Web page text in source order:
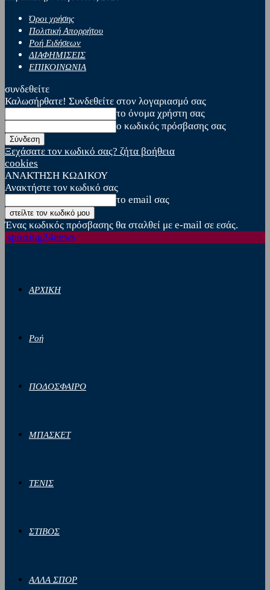
Όροι χρήσης
Πολιτική Απορρήτου
Ροή Ειδήσεων
ΔΙΑΦΗΜΙΣΕΙΣ
ΕΠΙΚΟΙΝΩΝΙΑ
συνδεθείτε
Καλωσήρθατε! Συνδεθείτε στον λογαριασμό σας
το όνομα χρήστη σας
ο κωδικός πρόσβασης σας
Ξεχάσατε τον κωδικό σας? ζήτα βοήθεια
cookies
ΑΝΑΚΤΗΣΗ ΚΩΔΙΚΟΥ
Ανακτήστε τον κωδικό σας
το email σας
Ένας κωδικός πρόσβασης θα σταλθεί με e-mail σε εσάς.
sporting24news
ΑΡΧΙΚΗ
Ροή
ΠΟΔΟΣΦΑΙΡΟ
ΜΠΑΣΚΕΤ
ΤΕΝΙΣ
ΣΤΙΒΟΣ
ΑΛΛΑ ΣΠΟΡ